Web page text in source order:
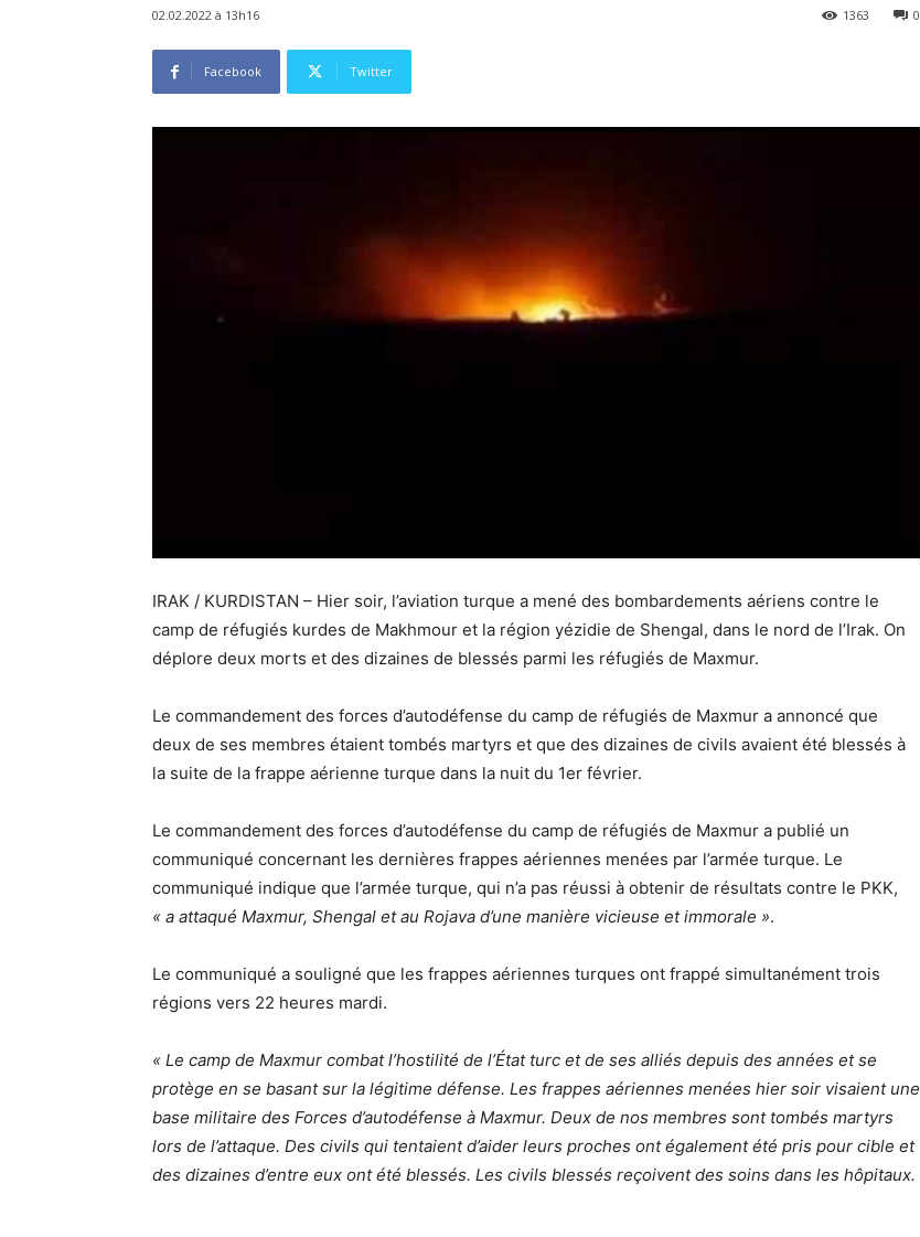
02.02.2022 à 13h16 0
1363
Facebook Twitter
IRAK / KURDISTAN – Hier soir, l’aviation turque a mené des bombardements aériens contre le
camp de réfugiés kurdes de Makhmour et la région yézidie de Shengal, dans le nord de l’Irak. On
déplore deux morts et des dizaines de blessés parmi les réfugiés de Maxmur.
Le commandement des forces d’autodéfense du camp de réfugiés de Maxmur a annoncé que
deux de ses membres étaient tombés martyrs et que des dizaines de civils avaient été blessés à
la suite de la frappe aérienne turque dans la nuit du 1er février.
Le commandement des forces d’autodéfense du camp de réfugiés de Maxmur a publié un
communiqué concernant les dernières frappes aériennes menées par l’armée turque. Le
communiqué indique que l’armée turque, qui n’a pas réussi à obtenir de résultats contre le PKK,
« a attaqué Maxmur, Shengal et au Rojava d’une manière vicieuse et immorale ».
Le communiqué a souligné que les frappes aériennes turques ont frappé simultanément trois
régions vers 22 heures mardi.
« Le camp de Maxmur combat l’hostilité de l’État turc et de ses alliés depuis des années et se
protège en se basant sur la légitime défense. Les frappes aériennes menées hier soir visaient une
base militaire des Forces d’autodéfense à Maxmur. Deux de nos membres sont tombés martyrs
lors de l’attaque. Des civils qui tentaient d’aider leurs proches ont également été pris pour cible et
des dizaines d’entre eux ont été blessés. Les civils blessés reçoivent des soins dans les hôpitaux.